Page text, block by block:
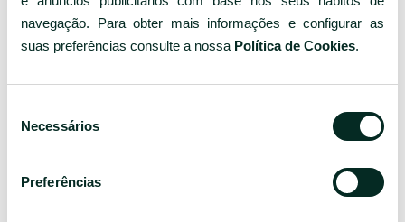
navegação. Para obter mais informações e configurar as
suas preferências consulte a nossa Política de Cookies.
Necessários
Preferências
A Travelife é uma iniciativa pioneira na certificação de
contribuir para o desenvolvimento sustentável, nas